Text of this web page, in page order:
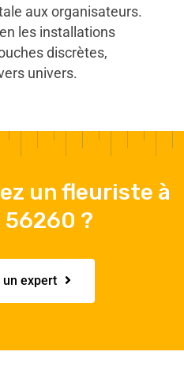
aux organisateurs.
les installations
discrètes,
univers.
un fleuriste à
56260 ?
un expert